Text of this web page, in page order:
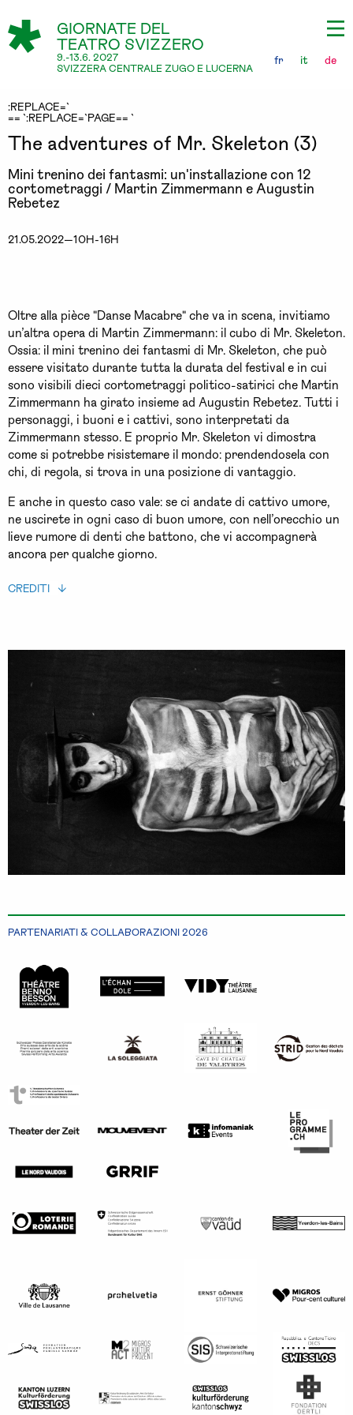
GIORNATE DEL
TEATRO SVIZZERO
9.-13.6. 2027
SVIZZERA CENTRALE ZUGO E LUCERNA
fr it de
:REPLACE=`
== `:REPLACE=`PAGE== `
The adventures of Mr. Skeleton (3)
Mini trenino dei fantasmi: un'installazione con 12
cortometraggi / Martin Zimmermann e Augustin
Rebetez
21.05.2022—10H-16H
Oltre alla pièce "Danse Macabre" che va in scena, invitiamo
un’altra opera di Martin Zimmermann: il cubo di Mr. Skeleton.
Ossia: il mini trenino dei fantasmi di Mr. Skeleton, che può
essere visitato durante tutta la durata del festival e in cui
sono visibili dieci cortometraggi politico-satirici che Martin
Zimmermann ha girato insieme ad Augustin Rebetez. Tutti i
personaggi, i buoni e i cattivi, sono interpretati da
Zimmermann stesso. E proprio Mr. Skeleton vi dimostra
come si potrebbe risistemare il mondo: prendendosela con
chi, di regola, si trova in una posizione di vantaggio.
E anche in questo caso vale: se ci andate di cattivo umore,
ne uscirete in ogni caso di buon umore, con nell’orecchio un
lieve rumore di denti che battono, che vi accompagnerà
ancora per qualche giorno.
CREDITI
PARTENARIATI & COLLABORAZIONI 2026